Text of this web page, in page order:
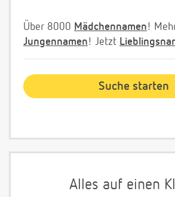
Über 8000 Mädchennamen!
Jungennamen! Jetzt
Alles auf einen